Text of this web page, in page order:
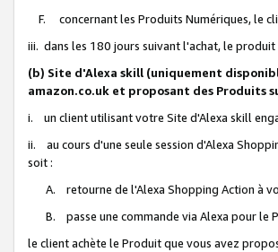
F. concernant les Produits Numériques, le
iii. dans les 180 jours suivant l'achat, le
(b) Site d'Alexa skill (uniquement
amazon.co.uk et proposant des Produits
i. un client utilisant votre Site d'Alexa skill
ii. au cours d'une seule session d'Alexa
soit :
A. retourne de l'Alexa Shopping Action à
B. passe une commande via Alexa pour le
le client achète le Produit que vous avez